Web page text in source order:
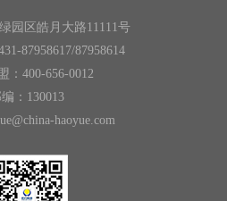
园区皓月大路11111号
87958617/87958614
：400-656-0012
：130013
haoyue.com